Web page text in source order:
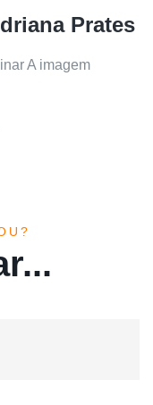
Prates
A imagem